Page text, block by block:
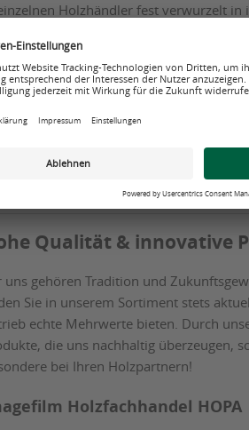
Holzhändler fest verwurzelt in
mitunter beeindruckender Größe
mit seinen individuellen
Produkte und Leistungen sind
zu unterstützen. Schließlich
hohe Fachkompetenz durch
ebenfalls ein Plus für unsere Kunden.
Qualität & innovative
uns gehören Tradition und
Sie in unserem Sortiment stets
echte Mehrwerte bieten. Durch
die uns nachhaltig überzeugen,
bei Ihren Holzpartnern!
Holzfachhandel HOPA